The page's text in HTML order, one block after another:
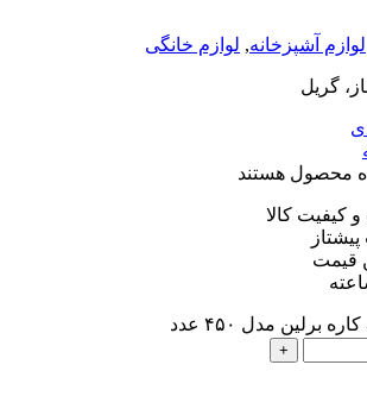
لوازم آشپزخانه, لوازم خانگی
گریل
محصول هستند
کیفیت کالا
قیمت
برلین مدل ۴۵۰ عدد